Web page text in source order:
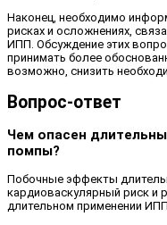
Наконец, необходимо
рисках и осложнениях,
ИПП. Обсуждение этих
принимать более
возможно, снизить
Вопрос-ответ
Чем опасен
помпы?
Побочные эффекты
кардиоваскулярный риск и
длительном применении